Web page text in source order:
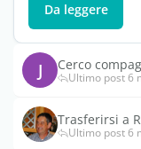
Da leggere
J Cerco
Ultimo post 6
Trasferirsi a
Ultimo post 6